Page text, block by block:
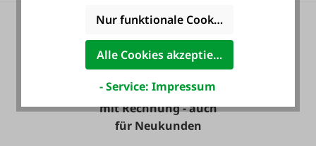
Zahlung auf Wunsch
mit Rechnung - auch
für Neukunden
Nur funktionale Cookies akzeptieren
Alle Cookies akzeptieren
- Service: Impressum